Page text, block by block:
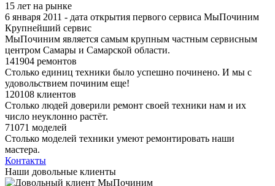
15 лет на рынке
6 января 2011 - дата открытия первого сервиса МыПочиним
Крупнейший сервис
МыПочиним является самым крупным частным сервисным
центром Самары и Самарской области.
141904 ремонтов
Столько единиц техники было успешно починено. И мы с
удовольствием починим еще!
120108 клиентов
Столько людей доверили ремонт своей техники нам и их
число неуклонно растёт.
71071 моделей
Столько моделей техники умеют ремонтировать наши
мастера.
Контакты
Наши довольные клиенты